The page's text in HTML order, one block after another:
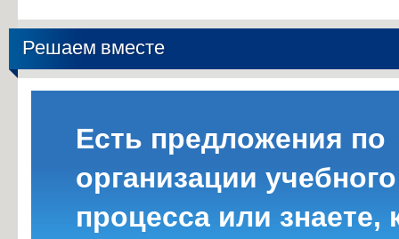
Решаем вместе
Есть предложения по
организации учебного
процесса или знаете,